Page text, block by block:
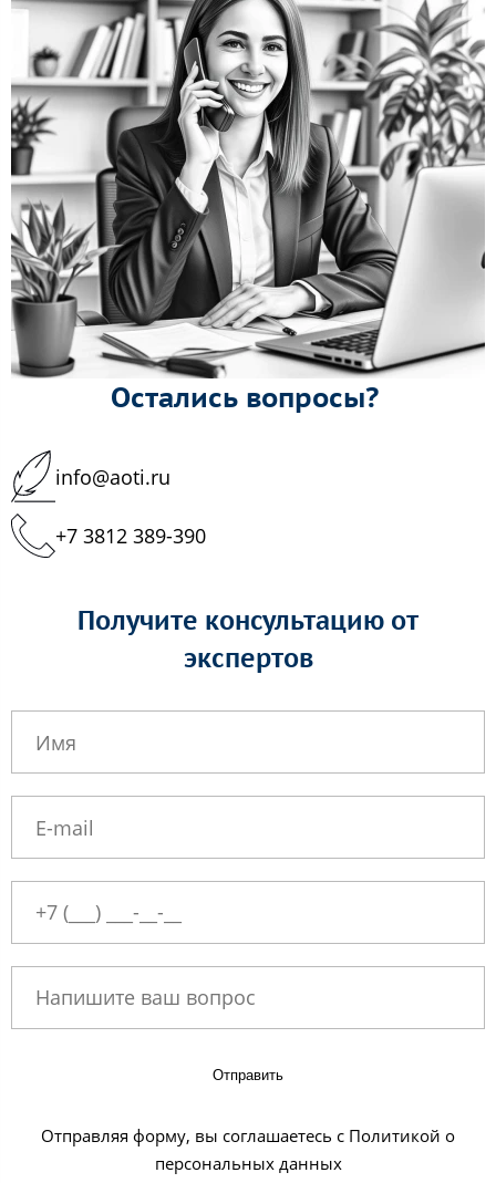
Остались вопросы?
info@aoti.ru
+7 3812 389-390
Получите консультацию от
экспертов
Отправить
Отправляя форму, вы соглашаетесь с Политикой о
персональных данных